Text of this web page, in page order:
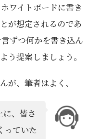
ワイトボードに書き
が想定されるのであ
ずつ何かを書き込ん
う提案しましょう。
が、筆者はよく、
に、皆さ
っていた